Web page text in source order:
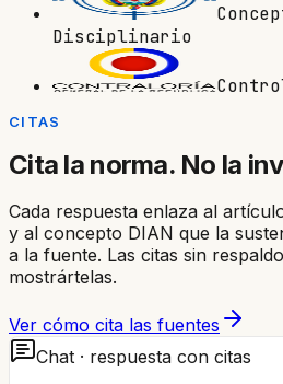
Disciplinario
CITAS
Cita la norma. No la
Cada respuesta enlaza al
y al concepto DIAN que la
a la fuente. Las citas sin
mostrártelas.
Ver cómo cita las fuentes
Chat · respuesta con citas